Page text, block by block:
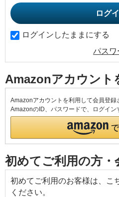
ログインしたままにする
パスワ
Amazonアカウント
Amazonアカウントを利用して会員登録
AmazonのID、パスワードで、ログイン
初めてご利用の方・
初めてご利用のお客様は、こ
ください。